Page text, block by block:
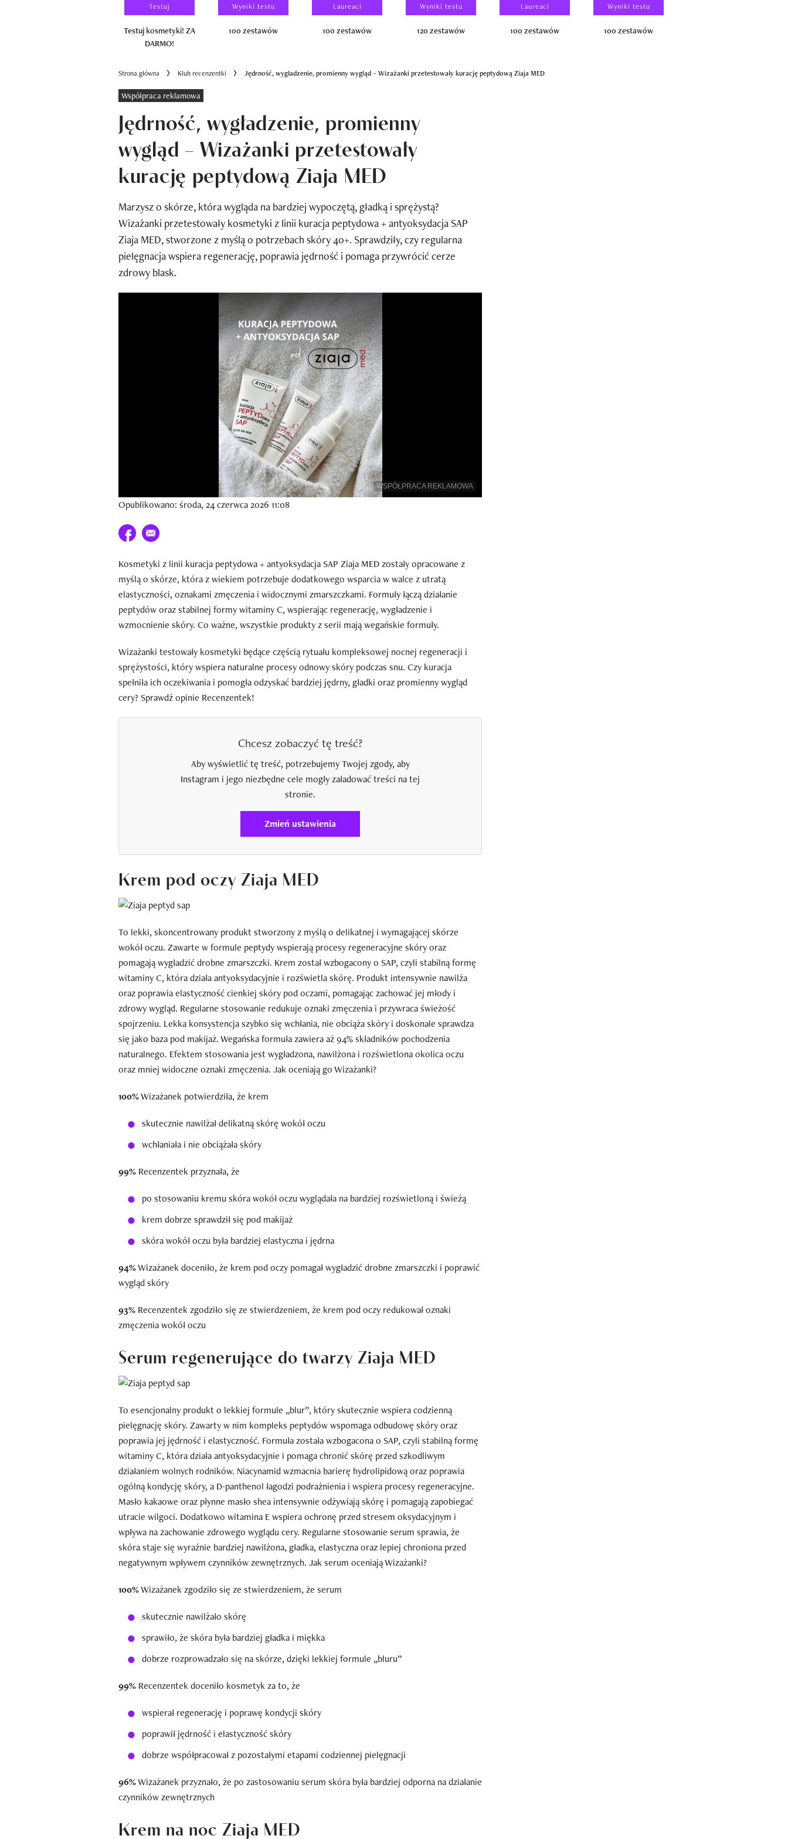
Testuj
Testuj kosmetyki! ZA
DARMO!
Wyniki testu
100 zestawów
Laureaci
100 zestawów
Wyniki testu
120 zestawów
Laureaci
100 zestawów
Wyniki testu
100 zestawów
Strona główna Klub recenzentki Jędrność, wygładzenie, promienny wygląd – Wizażanki przetestowały kurację peptydową Ziaja MED
Współpraca reklamowa
Jędrność, wygładzenie, promienny
wygląd – Wizażanki przetestowały
kurację peptydową Ziaja MED
Marzysz o skórze, która wygląda na bardziej wypoczętą, gładką i sprężystą?
Wizażanki przetestowały kosmetyki z linii kuracja peptydowa + antyoksydacja SAP
Ziaja MED, stworzone z myślą o potrzebach skóry 40+. Sprawdziły, czy regularna
pielęgnacja wspiera regenerację, poprawia jędrność i pomaga przywrócić cerze
zdrowy blask.
WSPÓŁPRACA REKLAMOWA
Opublikowano: środa, 24 czerwca 2026 11:08
Udostępnij na facebook
E-mail do przyjaciela
Kosmetyki z linii kuracja peptydowa + antyoksydacja SAP Ziaja MED zostały opracowane z
myślą o skórze, która z wiekiem potrzebuje dodatkowego wsparcia w walce z utratą
elastyczności, oznakami zmęczenia i widocznymi zmarszczkami. Formuły łączą działanie
peptydów oraz stabilnej formy witaminy C, wspierając regenerację, wygładzenie i
wzmocnienie skóry. Co ważne, wszystkie produkty z serii mają wegańskie formuły.
Wizażanki testowały kosmetyki będące częścią rytuału kompleksowej nocnej regeneracji i
sprężystości, który wspiera naturalne procesy odnowy skóry podczas snu. Czy kuracja
spełniła ich oczekiwania i pomogła odzyskać bardziej jędrny, gładki oraz promienny wygląd
cery? Sprawdź opinie Recenzentek!
Chcesz zobaczyć tę treść?
Aby wyświetlić tę treść, potrzebujemy Twojej zgody, aby
Instagram i jego niezbędne cele mogły załadować treści na tej
stronie.
Zmień ustawienia
Krem pod oczy Ziaja MED
To lekki, skoncentrowany produkt stworzony z myślą o delikatnej i wymagającej skórze
wokół oczu. Zawarte w formule peptydy wspierają procesy regeneracyjne skóry oraz
pomagają wygładzić drobne zmarszczki. Krem został wzbogacony o SAP, czyli stabilną formę
witaminy C, która działa antyoksydacyjnie i rozświetla skórę. Produkt intensywnie nawilża
oraz poprawia elastyczność cienkiej skóry pod oczami, pomagając zachować jej młody i
zdrowy wygląd. Regularne stosowanie redukuje oznaki zmęczenia i przywraca świeżość
spojrzeniu. Lekka konsystencja szybko się wchłania, nie obciąża skóry i doskonale sprawdza
się jako baza pod makijaż. Wegańska formuła zawiera aż 94% składników pochodzenia
naturalnego. Efektem stosowania jest wygładzona, nawilżona i rozświetlona okolica oczu
oraz mniej widoczne oznaki zmęczenia. Jak oceniają go Wizażanki?
100%Wizażanek potwierdziła, że krem
skutecznie nawilżał delikatną skórę wokół oczu
wchłaniała i nie obciążała skóry
99% Recenzentek przyznała, że
po stosowaniu kremu skóra wokół oczu wyglądała na bardziej rozświetloną i świeżą
krem dobrze sprawdził się pod makijaż
skóra wokół oczu była bardziej elastyczna i jędrna
94%Wizażanek doceniło, że krem pod oczy pomagał wygładzić drobne zmarszczki i poprawić
wygląd skóry
93% Recenzentek zgodziło się ze stwierdzeniem, że krem pod oczy redukował oznaki
zmęczenia wokół oczu
Serum regenerujące do twarzy Ziaja MED
To esencjonalny produkt o lekkiej formule „blur”, który skutecznie wspiera codzienną
pielęgnację skóry. Zawarty w nim kompleks peptydów wspomaga odbudowę skóry oraz
poprawia jej jędrność i elastyczność. Formuła została wzbogacona o SAP, czyli stabilną formę
witaminy C, która działa antyoksydacyjnie i pomaga chronić skórę przed szkodliwym
działaniem wolnych rodników. Niacynamid wzmacnia barierę hydrolipidową oraz poprawia
ogólną kondycję skóry, a D-panthenol łagodzi podrażnienia i wspiera procesy regeneracyjne.
Masło kakaowe oraz płynne masło shea intensywnie odżywiają skórę i pomagają zapobiegać
utracie wilgoci. Dodatkowo witamina E wspiera ochronę przed stresem oksydacyjnym i
wpływa na zachowanie zdrowego wyglądu cery. Regularne stosowanie serum sprawia, że
skóra staje się wyraźnie bardziej nawilżona, gładka, elastyczna oraz lepiej chroniona przed
negatywnym wpływem czynników zewnętrznych. Jak serum oceniają Wizażanki?
100%Wizażanek zgodziło się ze stwierdzeniem, że serum
skutecznie nawilżało skórę
sprawiło, że skóra była bardziej gładka i miękka
dobrze rozprowadzało się na skórze, dzięki lekkiej formule „bluru”
99% Recenzentek doceniło kosmetyk za to, że
wspierał regenerację i poprawę kondycji skóry
poprawił jędrność i elastyczność skóry
dobrze współpracował z pozostałymi etapami codziennej pielęgnacji
96%Wizażanek przyznało, że po zastosowaniu serum skóra była bardziej odporna na działanie
czynników zewnętrznych
Krem na noc Ziaja MED